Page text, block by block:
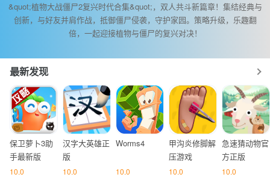
&quot;植物大战僵尸2复兴时代合集&quot;，双人共斗新篇章！集结经典与
创新，与好友并肩作战，抵御僵尸侵袭，守护家园。策略升级，乐趣翻
倍，一起迎接植物与僵尸的复兴对决！
最新发现
保卫萝卜3助
手最新版
10.0
汉字大英雄正
版
10.0
Worms4
10.0
甲沟炎修脚解
压游戏
10.0
急速猜动物官
方正版
10.0